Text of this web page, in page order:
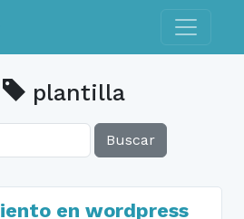
Toggle
plantilla
Buscar
en wordpress